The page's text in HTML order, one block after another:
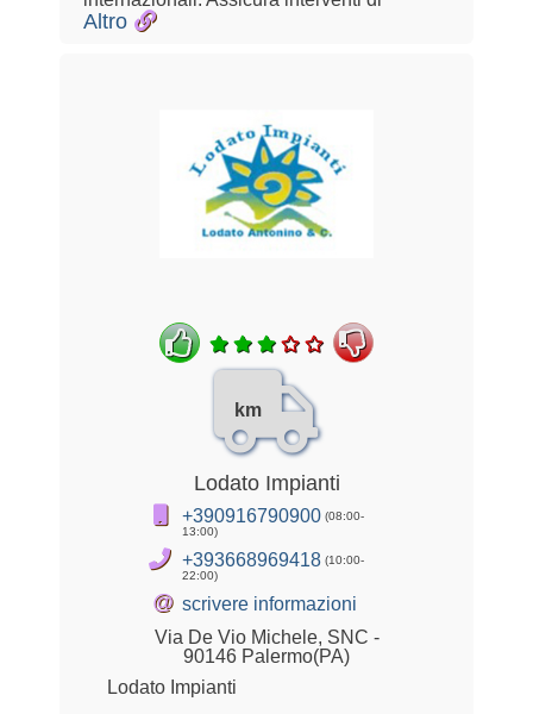
Altro
km
Lodato Impianti
+390916790900 (08:00-
13:00)
+393668969418 (10:00-
22:00)
@ scrivere informazioni
Via De Vio Michele, SNC -
90146 Palermo(PA)
Lodato Impianti